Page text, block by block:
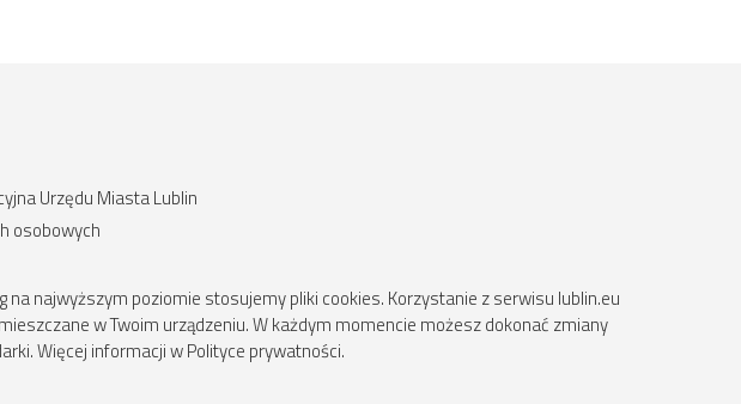
Urzędu Miasta Lublin
osobowych
na najwyższym poziomie stosujemy pliki cookies. Korzystanie z serwisu lublin.eu
w Twoim urządzeniu. W każdym momencie możesz dokonać zmiany
Więcej informacji w Polityce prywatności.